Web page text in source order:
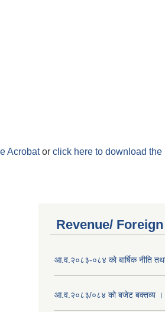
Acrobator click here to download the
Revenue/
आ.व.२०८३-०८४ को बार्षिक नीति
आ.व.२०८३/०८४ को बजेट बक्तव्य ।